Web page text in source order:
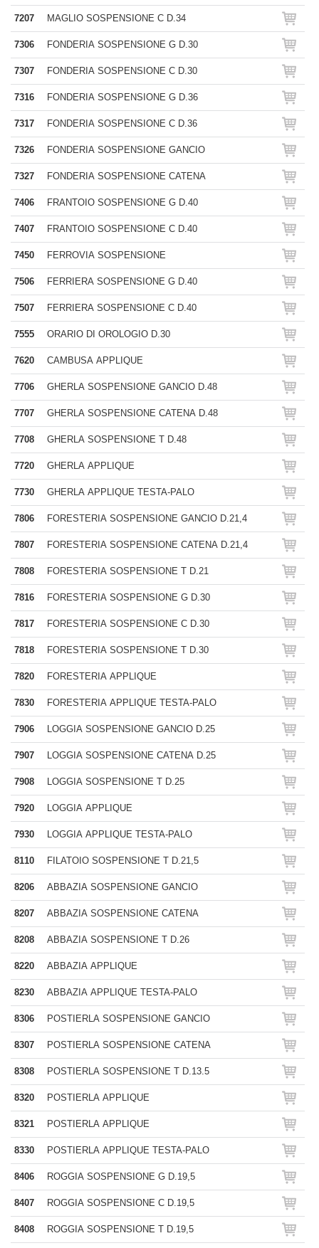
7207 MAGLIO SOSPENSIONE C D.34
7306 FONDERIA SOSPENSIONE G D.30
7307 FONDERIA SOSPENSIONE C D.30
7316 FONDERIA SOSPENSIONE G D.36
7317 FONDERIA SOSPENSIONE C D.36
7326 FONDERIA SOSPENSIONE GANCIO
7327 FONDERIA SOSPENSIONE CATENA
7406 FRANTOIO SOSPENSIONE G D.40
7407 FRANTOIO SOSPENSIONE C D.40
7450 FERROVIA SOSPENSIONE
7506 FERRIERA SOSPENSIONE G D.40
7507 FERRIERA SOSPENSIONE C D.40
7555 ORARIO DI OROLOGIO D.30
7620 CAMBUSA APPLIQUE
7706 GHERLA SOSPENSIONE GANCIO D.48
7707 GHERLA SOSPENSIONE CATENA D.48
7708 GHERLA SOSPENSIONE T D.48
7720 GHERLA APPLIQUE
7730 GHERLA APPLIQUE TESTA-PALO
7806 FORESTERIA SOSPENSIONE GANCIO D.21,4
7807 FORESTERIA SOSPENSIONE CATENA D.21,4
7808 FORESTERIA SOSPENSIONE T D.21
7816 FORESTERIA SOSPENSIONE G D.30
7817 FORESTERIA SOSPENSIONE C D.30
7818 FORESTERIA SOSPENSIONE T D.30
7820 FORESTERIA APPLIQUE
7830 FORESTERIA APPLIQUE TESTA-PALO
7906 LOGGIA SOSPENSIONE GANCIO D.25
7907 LOGGIA SOSPENSIONE CATENA D.25
7908 LOGGIA SOSPENSIONE T D.25
7920 LOGGIA APPLIQUE
7930 LOGGIA APPLIQUE TESTA-PALO
8110 FILATOIO SOSPENSIONE T D.21,5
8206 ABBAZIA SOSPENSIONE GANCIO
8207 ABBAZIA SOSPENSIONE CATENA
8208 ABBAZIA SOSPENSIONE T D.26
8220 ABBAZIA APPLIQUE
8230 ABBAZIA APPLIQUE TESTA-PALO
8306 POSTIERLA SOSPENSIONE GANCIO
8307 POSTIERLA SOSPENSIONE CATENA
8308 POSTIERLA SOSPENSIONE T D.13.5
8320 POSTIERLA APPLIQUE
8321 POSTIERLA APPLIQUE
8330 POSTIERLA APPLIQUE TESTA-PALO
8406 ROGGIA SOSPENSIONE G D.19,5
8407 ROGGIA SOSPENSIONE C D.19,5
8408 ROGGIA SOSPENSIONE T D.19,5